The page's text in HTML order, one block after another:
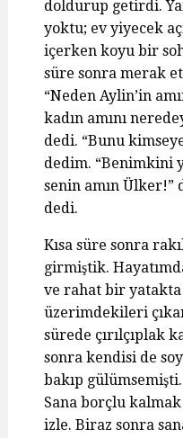
doldurup getirdi.
yoktu; ev yiyecek
içerken koyu bir
süre sonra merak
“Neden Aylin’in
kadın amını
dedi. “Bunu
dedim. “Benimkini
senin amın Ülker!”
dedi.
Kısa süre sonra
girmiştik.
ve rahat bir
üzerimdekileri
sürede çırılçıplak
sonra kendisi de
bakıp
Sana borçlu
izle. Biraz sonra